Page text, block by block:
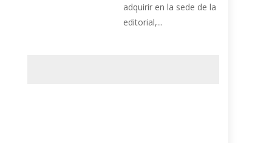
adquirir en la sede de la
editorial,...